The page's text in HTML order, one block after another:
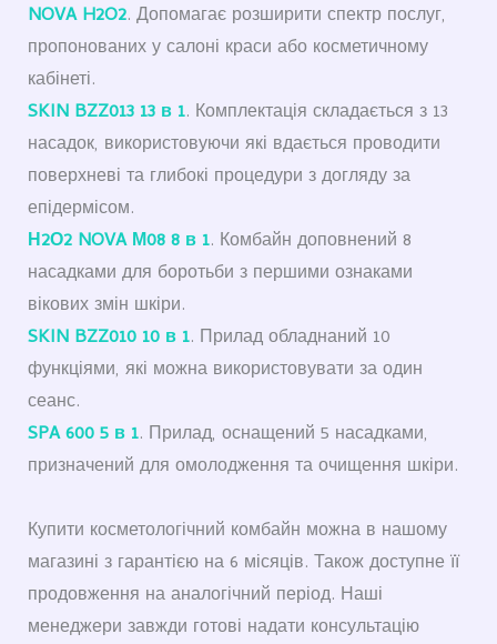
NOVA H2O2. Допомагає розширити спектр послуг,
пропонованих у салоні краси або косметичному
кабінеті.
SKIN BZZ013 13 в 1. Комплектація складається з 13
насадок, використовуючи які вдається проводити
поверхневі та глибокі процедури з догляду за
епідермісом.
Н2О2 NOVA М08 8 в 1. Комбайн доповнений 8
насадками для боротьби з першими ознаками
вікових змін шкіри.
SKIN BZZ010 10 в 1. Прилад обладнаний 10
функціями, які можна використовувати за один
сеанс.
SPA 600 5 в 1. Прилад, оснащений 5 насадками,
призначений для омолодження та очищення шкіри.
Купити косметологічний комбайн можна в нашому
магазині з гарантією на 6 місяців. Також доступне її
продовження на аналогічний період. Наші
менеджери завжди готові надати консультацію